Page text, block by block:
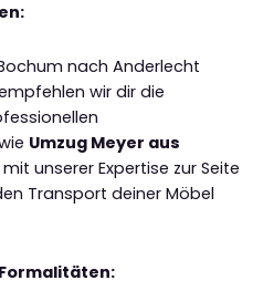
nach Anderlecht
wir dir die
Umzug Meyer aus
unserer Expertise zur Seite
Transport deiner Möbel